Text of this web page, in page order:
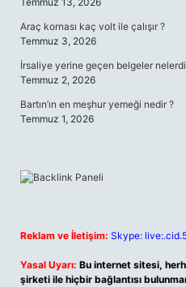
Araç kornası kaç volt ile çalışır ?
Temmuz 3, 2026
İrsaliye yerine geçen belgeler
Temmuz 2, 2026
Bartın’ın en meşhur yemeği nedir ?
Temmuz 1, 2026
Reklam ve İletişim: Skype:
Yasal Uyarı: Bu internet sitesi,
şirketi ile hiçbir bağlantısı